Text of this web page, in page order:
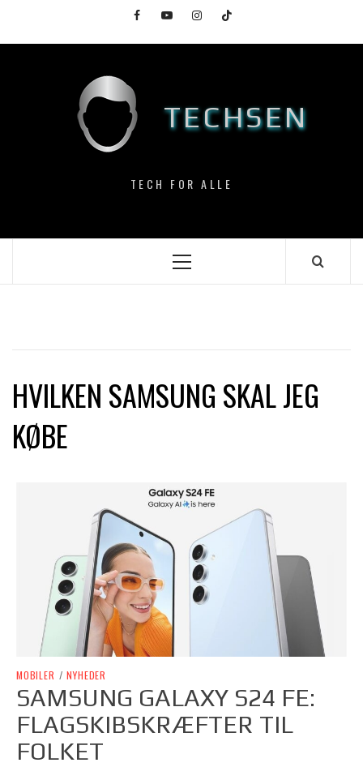
content
FacebookYouTubeInstagramTikTok
TECHSEN
TECH FOR ALLE
Primary
HVILKEN SAMSUNG SKAL JEG
KØBE
MOBILER / NYHEDER
SAMSUNG GALAXY S24 FE:
FLAGSKIBSKRÆFTER TIL
FOLKET